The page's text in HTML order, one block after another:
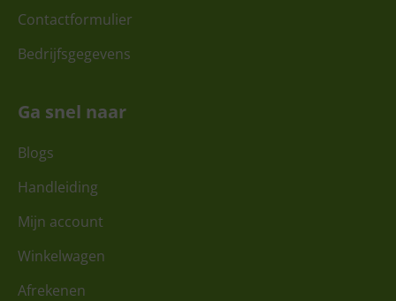
Contactformulier
Bedrijfsgegevens
Ga snel naar
Blogs
Handleiding
Mijn account
Winkelwagen
Afrekenen